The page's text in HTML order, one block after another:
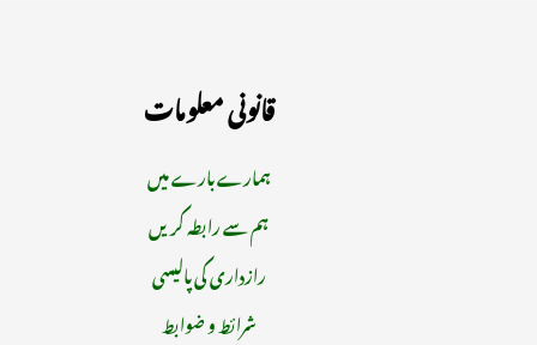
قانونی معلومات
ہمارے بارے میں
ہم سے رابطہ کریں
رازداری کی پالیسی
شرائط و ضوابط